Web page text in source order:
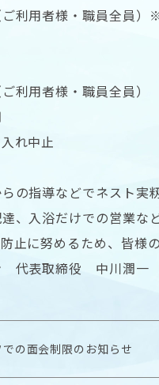
ご利用者様・職員全員
利用者様・職員全員）
れ中止
の指導などでネスト
、入浴だけでの営業
止に努めるため、皆
代表取締役 中川潤一
の面会制限のお知らせ